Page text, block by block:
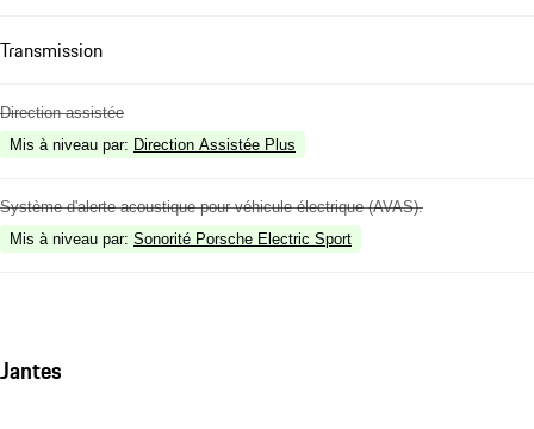
Transmission
Direction assistée
Mis à niveau par: Direction Assistée Plus
Système d'alerte acoustique pour véhicule électrique (AVAS).
Mis à niveau par: Sonorité Porsche Electric Sport
Jantes